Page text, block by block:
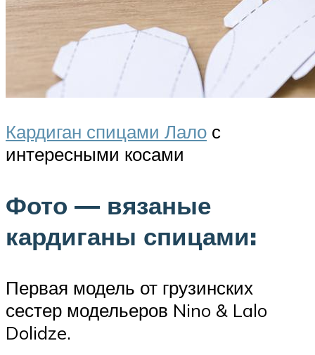
Кардиган спицами Лало с
интересными косами
Фото — вязаные
кардиганы спицами:
Первая модель от грузинских
сестер модельеров Nino & Lalo
Dolidze.